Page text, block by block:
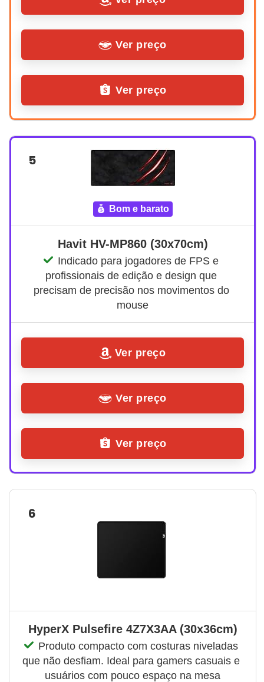
Ver preço
Ver preço
5
bom e barato
Havit HV-MP860 (30x70cm)
Indicado para jogadores de FPS e
profissionais de edição e design que
precisam de precisão nos movimentos do
mouse
Ver preço
Ver preço
Ver preço
6
HyperX Pulsefire 4Z7X3AA (30x36cm)
Produto compacto com costuras niveladas
que não desfiam. Ideal para gamers casuais e
usuários com pouco espaço na mesa